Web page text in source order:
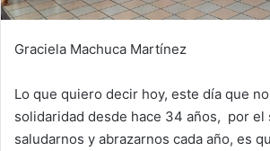
Graciela Machuca Martínez
Lo que quiero decir hoy, este día que
solidaridad desde hace 34 años, por el
saludarnos y abrazarnos cada año, es